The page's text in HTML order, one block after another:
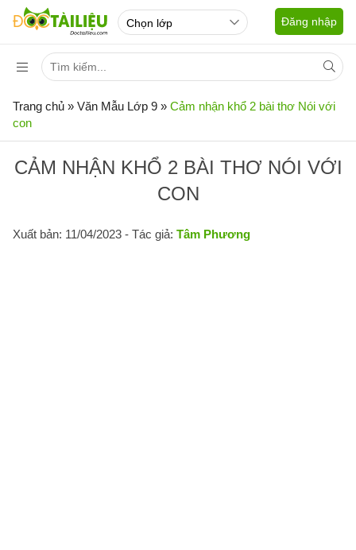
Đăng nhập
Trang chủ » Văn Mẫu Lớp 9 » Cảm nhận khổ 2 bài thơ Nói với
con
CẢM NHẬN KHỔ 2 BÀI THƠ NÓI VỚI
CON
Xuất bản: 11/04/2023 - Tác giả: Tâm Phương